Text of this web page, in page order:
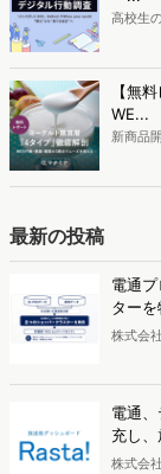
疑問を
容と
高校生
最新の
ち、ス
により
す。※
【無
WE...
新商品
調査を
ポート
ウンロ
最新の投稿
電通
ター
株式会
データ
た8つの
におけ
モーシ
いいま
電通
充し
株式会